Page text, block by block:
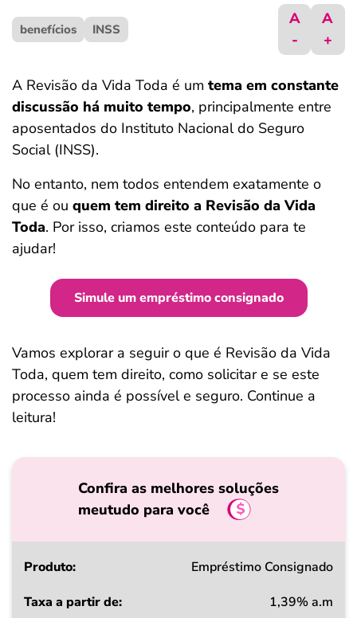
ferramentas
benefícios INSS
A
-
A
+
A Revisão da Vida Toda é um tema em constante
discussão há muito tempo, principalmente entre
aposentados do Instituto Nacional do Seguro
Social (INSS).
No entanto, nem todos entendem exatamente o
que é ou quem tem direito a Revisão da Vida
Toda. Por isso, criamos este conteúdo para te
ajudar!
Simule um empréstimo consignado
Vamos explorar a seguir o que é Revisão da Vida
Toda, quem tem direito, como solicitar e se este
processo ainda é possível e seguro. Continue a
leitura!
Confira as melhores soluções
meutudo para você
Produto
Empréstimo Consignado
1,39% a.m